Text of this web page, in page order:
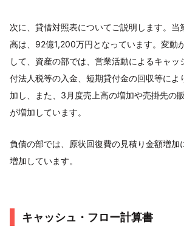
次に、貸借対照表についてご説明します。当
高は、92億1,200万円となっています。変動
して、資産の部では、営業活動によるキャッ
付法人税等の入金、短期貸付金の回収等によ
加し、また、3月度売上高の増加や売掛先の
が増加しています。
負債の部では、原状回復費の見積り金額増加
増加しています。
キャッシュ・フロー計算書